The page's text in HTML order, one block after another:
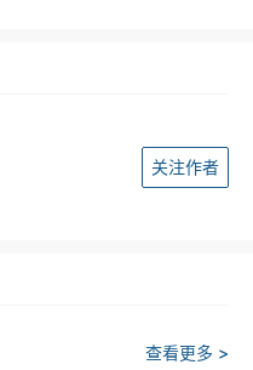
关注作者
查看更多 >